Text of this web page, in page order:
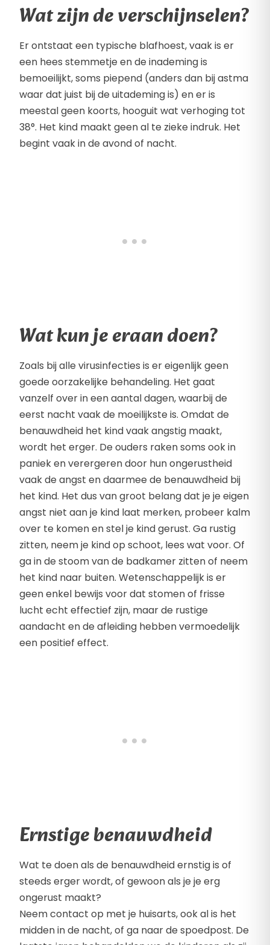
Wat zijn de verschijnselen?
Er ontstaat een typische blafhoest, vaak is er
een hees stemmetje en de inademing is
bemoeilijkt, soms piepend (anders dan bij astma
waar dat juist bij de uitademing is) en er is
meestal geen koorts, hooguit wat verhoging tot
38°. Het kind maakt geen al te zieke indruk. Het
begint vaak in de avond of nacht.
Wat kun je eraan doen?
Zoals bij alle virusinfecties is er eigenlijk geen
goede oorzakelijke behandeling. Het gaat
vanzelf over in een aantal dagen, waarbij de
eerst nacht vaak de moeilijkste is. Omdat de
benauwdheid het kind vaak angstig maakt,
wordt het erger. De ouders raken soms ook in
paniek en verergeren door hun ongerustheid
vaak de angst en daarmee de benauwdheid bij
het kind. Het dus van groot belang dat je je eigen
angst niet aan je kind laat merken, probeer kalm
over te komen en stel je kind gerust. Ga rustig
zitten, neem je kind op schoot, lees wat voor. Of
ga in de stoom van de badkamer zitten of neem
het kind naar buiten. Wetenschappelijk is er
geen enkel bewijs voor dat stomen of frisse
lucht echt effectief zijn, maar de rustige
aandacht en de afleiding hebben vermoedelijk
een positief effect.
Ernstige benauwdheid
Wat te doen als de benauwdheid ernstig is of
steeds erger wordt, of gewoon als je je erg
ongerust maakt?
Neem contact op met je huisarts, ook al is het
midden in de nacht, of ga naar de spoedpost. De